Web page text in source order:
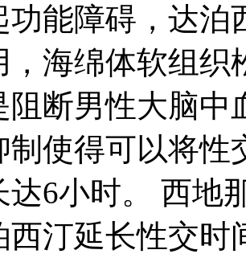
功能障碍，达泊
，海绵体软组织
阻断男性大脑
制使得可以将性
达6小时。 西地
西汀延长性交时